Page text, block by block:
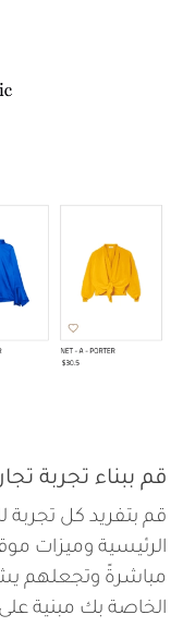
قم ببناء تجربة
قم بتفريد كل
الرئيسية وميزات
مباشرةً وتجعلهم
الخاصة بك مبنية على